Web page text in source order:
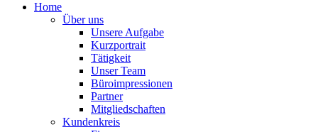
Home
Über uns
Unsere Aufgabe
Kurzportrait
Tätigkeit
Unser Team
Büroimpressionen
Partner
Mitgliedschaften
Kundenkreis